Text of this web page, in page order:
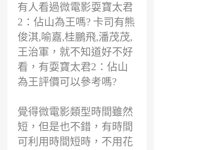
有人看過微電影耍寶太君
2：佔山為王嗎? 卡司有熊
俊淇,喻嘉,桂鵬飛,潘茂茂,
王治軍，就不知道好不好
看，有耍寶太君2：佔山
為王評價可以參考嗎?
覺得微電影類型時間雖然
短，但是也不錯，有時間
可利用時間短時，不用花